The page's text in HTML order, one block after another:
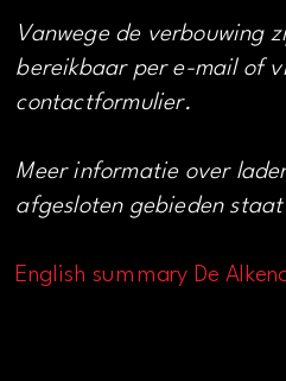
Vanwege de verbouwing
bereikbaar per e-mail of
contactformulier.
Meer informatie over
afgesloten gebieden staat
English summary De